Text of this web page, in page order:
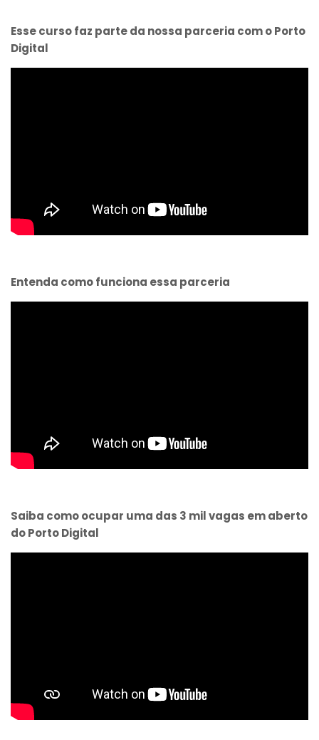
Esse curso faz parte da nossa parceria com o Porto
Digital
Entenda como funciona essa parceria
Saiba como ocupar uma das 3 mil vagas em aberto
do Porto Digital